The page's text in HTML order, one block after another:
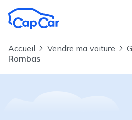
Accueil Vendre ma voiture
Rombas